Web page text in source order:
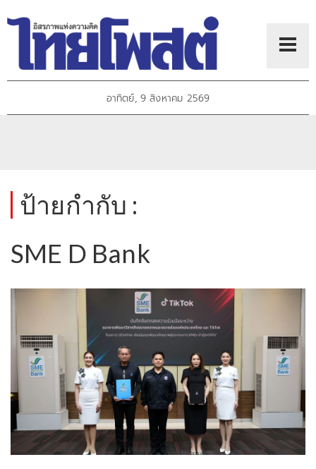
อาทิตย์, 9 สิงหาคม 2569
ป้ายกำกับ :
SME D Bank